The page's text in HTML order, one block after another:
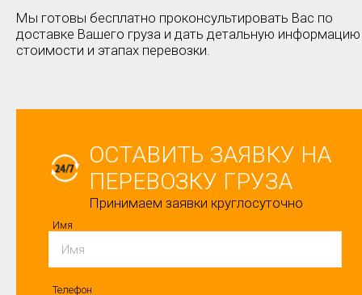
Мы готовы бесплатно проконсультировать Вас по
доставке Вашего груза и дать детальную
стоимости и этапах перевозки.
ОСТАВИТЬ ЗАЯВКУ НА
ПЕРЕВОЗКУ ГРУЗА
Принимаем заявки круглосуточно
Имя
Телефон